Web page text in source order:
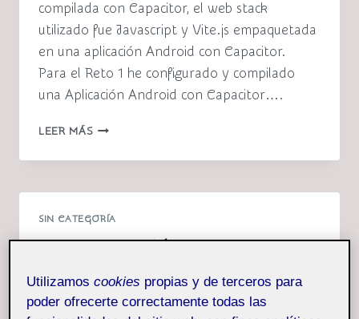
compilada con Capacitor, el web stack
utilizado fue Javascript y Vite.js empaquetada
en una aplicación Android con Capacitor.
Para el Reto 1 he configurado y compilado
una Aplicación Android con Capacitor….
LEER MÁSACTIVIDAD
INTRO
/
+
SIN CATEGORÍA
PEC2. Análisis
financiero de NMS para
emprender proyecto de
Utilizamoscookies propias y de terceros para
poder ofrecerte correctamente todas las